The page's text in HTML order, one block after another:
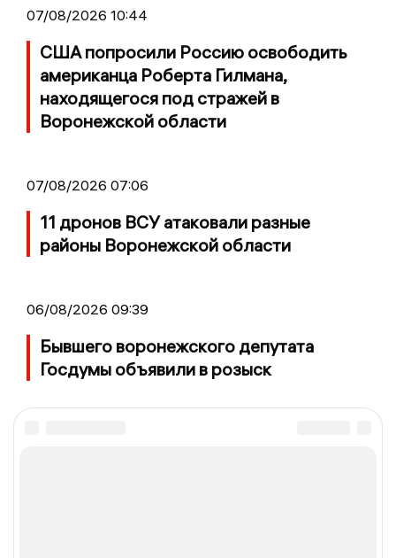
07/08/2026 10:44
США попросили Россию освободить
американца Роберта Гилмана,
находящегося под стражей в
Воронежской области
07/08/2026 07:06
11 дронов ВСУ атаковали разные
районы Воронежской области
06/08/2026 09:39
Бывшего воронежского депутата
Госдумы объявили в розыск